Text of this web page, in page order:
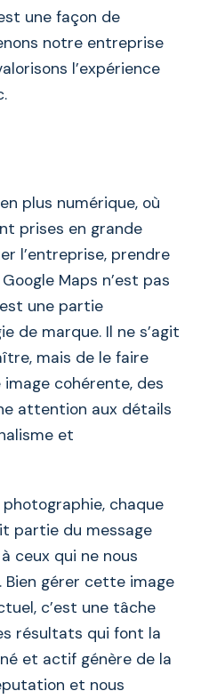
une façon de
notre entreprise
l’expérience
plus numérique, où
prises en grande
l’entreprise, prendre
Maps n’est pas
une partie
de marque. Il ne s’agit
mais de le faire
cohérente, des
attention aux détails
et
chaque
partie du message
ceux qui ne nous
Bien gérer cette image
c’est une tâche
résultats qui font la
et actif génère de la
et nous